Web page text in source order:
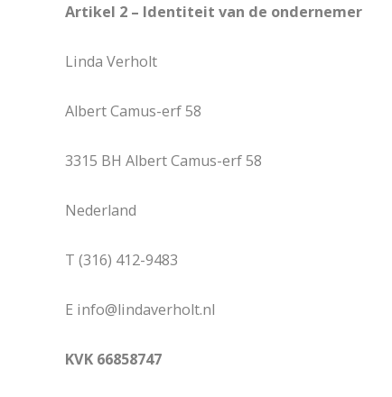
Artikel 2 – Identiteit van de ondernemer
Linda Verholt
Albert Camus-erf 58
3315 BH Albert Camus-erf 58
Nederland
T (316) 412-9483
E info@lindaverholt.nl
KVK 66858747